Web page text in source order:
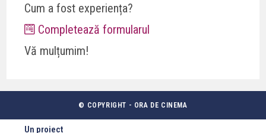
Cum a fost experiența?
Completează formularul
Vă mulțumim!
© COPYRIGHT - ORA DE CINEMA
Un proiect